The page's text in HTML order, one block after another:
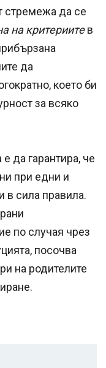
стремежа да се
на критериитев
да
което би
за всяко
да гарантира, че
при едни и
в сила правила.
по случая чрез
посочва
на родителите